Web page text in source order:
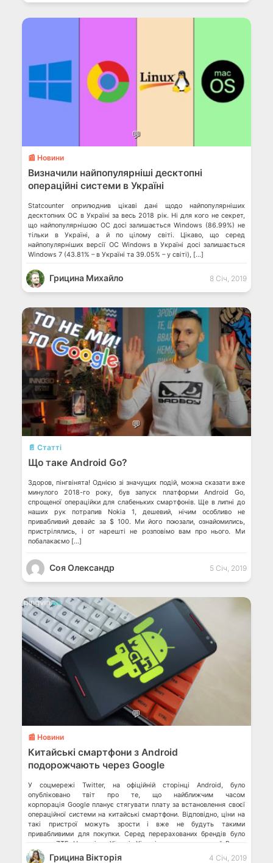
💬
📰 Новини
Визначили найпопулярніші десктопні
операційні системи в Україні
Statcounter оприлюднив цікаві дані щодо найпопулярніших
десктопних ОС в Україні за весь 2018 рік. Ні для кого не секрет,
що найпопулярнішою ОС досі залишається Windows (86.99%) не
тільки в Україні, а й по цілому світі. Цікаво, що серед
найпопулярніших версії ОС Windows в Україні досі залишається
Windows 7 (43.81% – в Україні та 39.05% – у світі), […]
Грицина Михайло 8 Січ, 2019
💬
📄 Статті
Що таке Android Go?
Здоров, пінгвінята! Однією зі значущих подій, можна сказати вже
минулого 2018-го року, був запуск платформи Android Go,
спрощеної операційки для слабеньких смартфонів. Ще в липні до
наших рук потрапив Nokia 1, дешевий, нічим особливо не
привабливий девайс за $ 100. Ми його поюзали, ознайомились,
пристрілялись, і от нарешті не розповімо вам про нього. Ми
побалакаємо […]
Соя Олександр 5 Січ, 2019
💬
📰 Новини
Китайські смартфони з Android
подорожчають через Google
У соцмережі Twitter, на офіційній сторінці Android, було
опубліковано твіт про те, що найближчим часом
корпорація Google планує стягувати плату за встановлення своєї
операційної системи на китайські смартфони. Відповідно, ціни на
такі пристрої можуть зрости і вже не будуть такими
привабливими для покупки. Серед перерахованих брендів було
названо ZTE, Huawei та Xiaomi. Xiaomi представила новий Power
Bank, […]Грицина Вікторія 4 Січ, 2019